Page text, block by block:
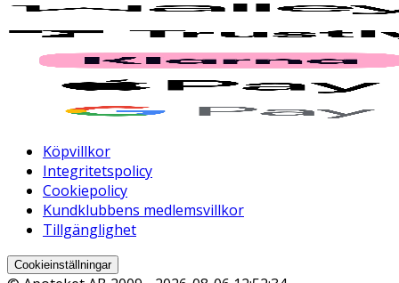
Köpvillkor
Integritetspolicy
Cookiepolicy
Kundklubbens medlemsvillkor
Tillgänglighet
Cookieinställningar